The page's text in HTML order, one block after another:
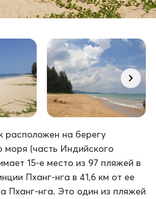
расположен на берегу
моря (часть Индийского
15-е место из 97 пляжей в
Пханг-нга в 41,6 км от ее
Пханг-нга. Это один из пляжей